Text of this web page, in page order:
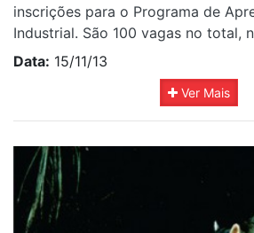
inscrições para o Programa de
Industrial. São 100 vagas no total,
Data: 15/11/13
Ver Mais